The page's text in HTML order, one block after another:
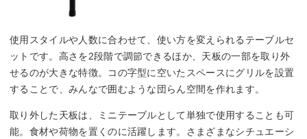
使用スタイルや人数に合わせて、使い方を変えられるテーブルセ
ットです。高さを2段階で調節できるほか、天板の一部を取り外
せるのが大きな特徴。コの字型に空いたスペースにグリルを設置
することで、みんなで囲むような団らん空間を作れます。
取り外した天板は、ミニテーブルとして単独で使用することも可
能。食材や荷物を置くのに活躍します。さまざまなシチュエーシ